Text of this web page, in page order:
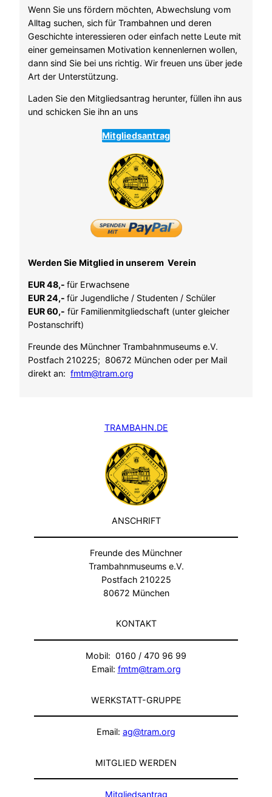
Wenn Sie uns fördern möchten, Abwechslung vom
Alltag suchen, sich für Trambahnen und deren
Geschichte interessieren oder einfach nette Leute mit
einer gemeinsamen Motivation kennenlernen wollen,
dann sind Sie bei uns richtig. Wir freuen uns über jede
Art der Unterstützung.
Laden Sie den Mitgliedsantrag herunter, füllen ihn aus
und schicken Sie ihn an uns
Mitgliedsantrag
Werden Sie Mitglied in unserem Verein
EUR 48,- für Erwachsene
EUR 24,- für Jugendliche / Studenten / Schüler
EUR 60,- für Familienmitgliedschaft (unter gleicher
Postanschrift)
Freunde des Münchner Trambahnmuseums e.V.
Postfach 210225; 80672 München oder per Mail
direkt an: fmtm@tram.org
TRAMBAHN.DE
ANSCHRIFT
Freunde des Münchner
Trambahnmuseums e.V.
Postfach 210225
80672 München
KONTAKT
Mobil: 0160 / 470 96 99
Email: fmtm@tram.org
WERKSTATT-GRUPPE
Email: ag@tram.org
MITGLIED WERDEN
Mitgliedsantrag